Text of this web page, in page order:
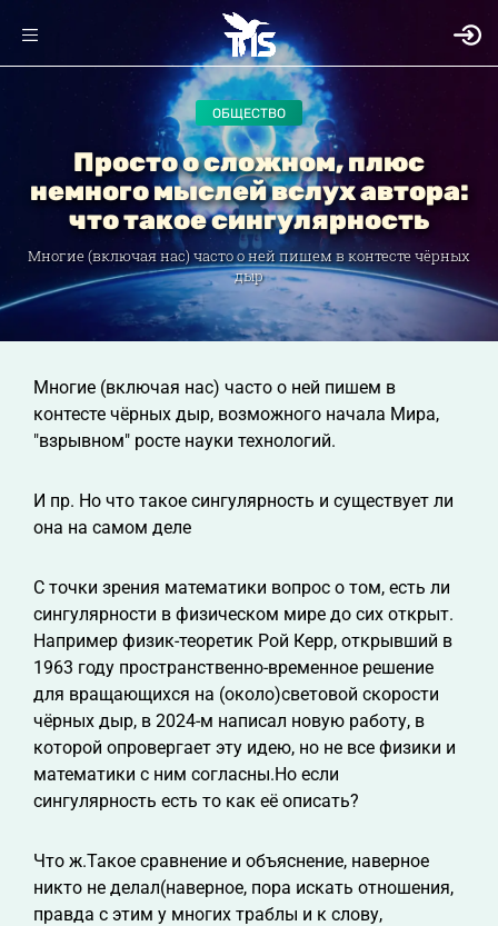
ОБЩЕСТВО
Просто о сложном, плюс
немного мыслей вслух автора:
что такое сингулярность
Многие (включая нас) часто о ней пишем в контесте чёрных
дыр
Многие (включая нас) часто о ней пишем в
контесте чёрных дыр, возможного начала Мира,
"взрывном" росте науки технологий.
И пр. Но что такое сингулярность и существует ли
она на самом деле
С точки зрения математики вопрос о том, есть ли
сингулярности в физическом мире до сих открыт.
Например физик-теоретик Рой Керр, открывший в
1963 году пространственно-временное решение
для вращающихся на (около)световой скорости
чёрных дыр, в 2024-м написал новую работу, в
которой опровергает эту идею, но не все физики и
математики с ним согласны.Но если
сингулярность есть то как её описать?
Что ж.Такое сравнение и объяснение, наверное
никто не делал(наверное, пора искать отношения,
правда с этим у многих траблы и к слову,